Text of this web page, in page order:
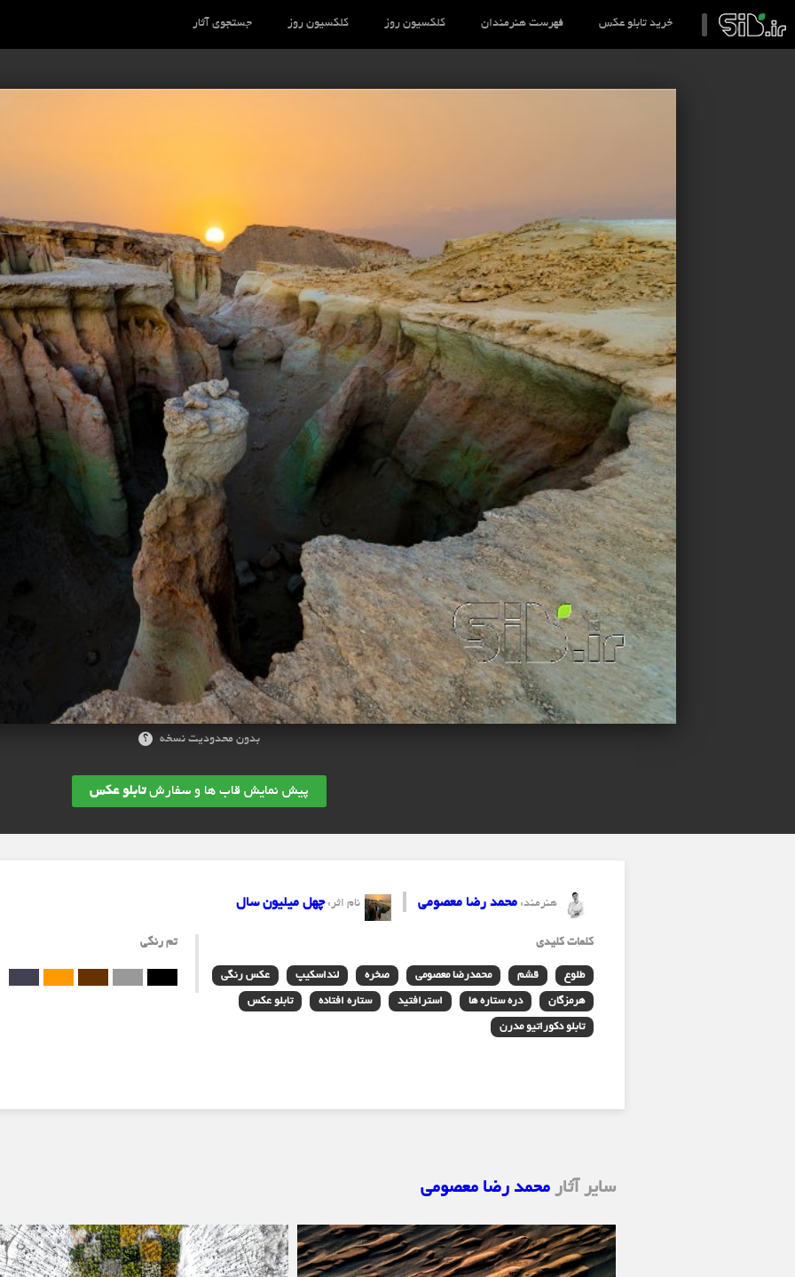
بدون محدودیت نسخه ؟
پیش نمایش قاب ها و سفارشتابلو عکس
خرید تابلو عکس فهرست هنرمندان کلکسیون روز کلکسیون روز جستجوی آثار
هنرمند: محمد رضا معصومی نام اثر:چهل میلیون سال
کلمات کلیدی
طلوع قشم محمدرضا معصومی صخره لنداسکیپ عکس رنگی
هرمزگان دره ستاره ها استرافتید ستاره افتاده تابلو عکس
تابلو دکوراتیو مدرن
تم رنگی
سایر آثار محمد رضا معصومی